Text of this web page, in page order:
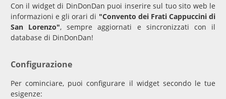
Con il widget di DinDonDan puoi inserire sul tuo sito web le
informazioni e gli orari di "Convento dei Frati Cappuccini di
San Lorenzo", sempre aggiornati e sincronizzati con il
database di DinDonDan!
Configurazione
Per cominciare, puoi configurare il widget secondo le tue
esigenze: